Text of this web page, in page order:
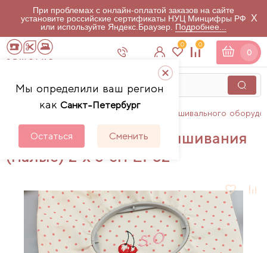
При проблемах с онлайн-оплатой заказов на сайте
установите российские сертификаты НУЦ Минцифры РФ
или используйте Яндекс.Браузер. Подробнее...
X
Мы определили ваш регион
как Санкт-Петербург
Остаться Сменить
0 0
0
Аксессуары для вышивального
Пяльцы Brother для вышивания
(малые) 2 x 6 см EF82